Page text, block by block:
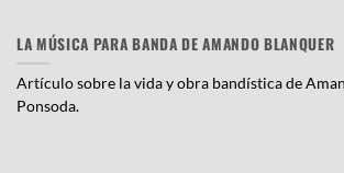
LA MÚSICA PARA BANDA DE AMANDO BLANQUER
Artículo sobre la vida y obra bandística de
Ponsoda.